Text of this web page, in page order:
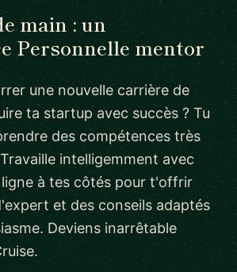
main : un
Personnelle mentor
une nouvelle carrière de
ta startup avec succès ? Tu
des compétences très
intelligemment avec
à tes côtés pour t'offrir
et des conseils adaptés
Deviens inarrêtable